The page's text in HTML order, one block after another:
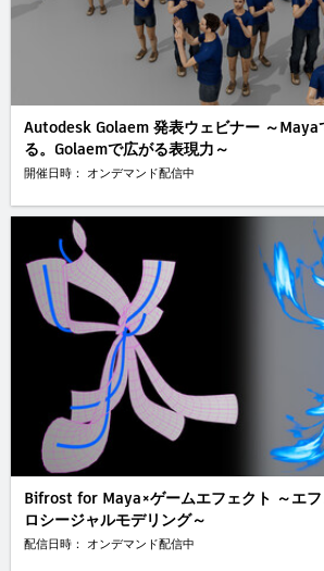
Autodesk Golaem 発表ウェビナー ～Maya
る。Golaemで広がる表現力～
開催日時： オンデマンド配信中
Bifrost for Maya×ゲームエフェクト ～エ
ロシージャルモデリング～
配信日時： オンデマンド配信中